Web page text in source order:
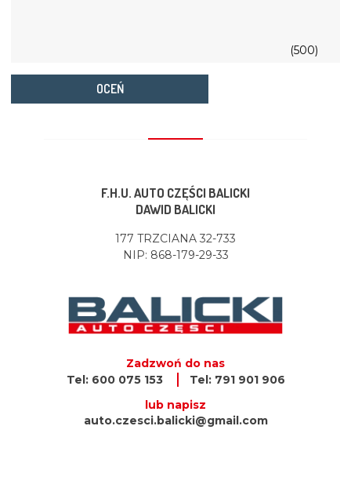
(500)
OCEŃ
F.H.U. AUTO CZĘŚCI BALICKI
DAWID BALICKI
177 TRZCIANA 32-733
NIP: 868-179-29-33
Zadzwoń do nas
Tel: 600 075 153
Tel: 791 901 906
lub napisz
auto.czesci.balicki@gmail.com